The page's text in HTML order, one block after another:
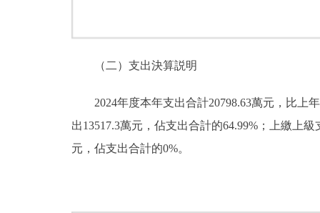
（二）支出決算説明
2024年度本年支出合計20798.63萬元，比上
出13517.3萬元，佔支出合計的64.99%；上繳上
元，佔支出合計的0%。